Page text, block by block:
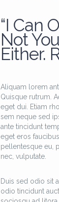
“I Can
Not
Either.
Aliquam lorem
Quisque rutrum.
eget dui. Etiam
sem neque sed
ante tincidunt
eget eros
pellentesque eu,
nec, vulputate.
Duis sed odio sit
odio tincidunt